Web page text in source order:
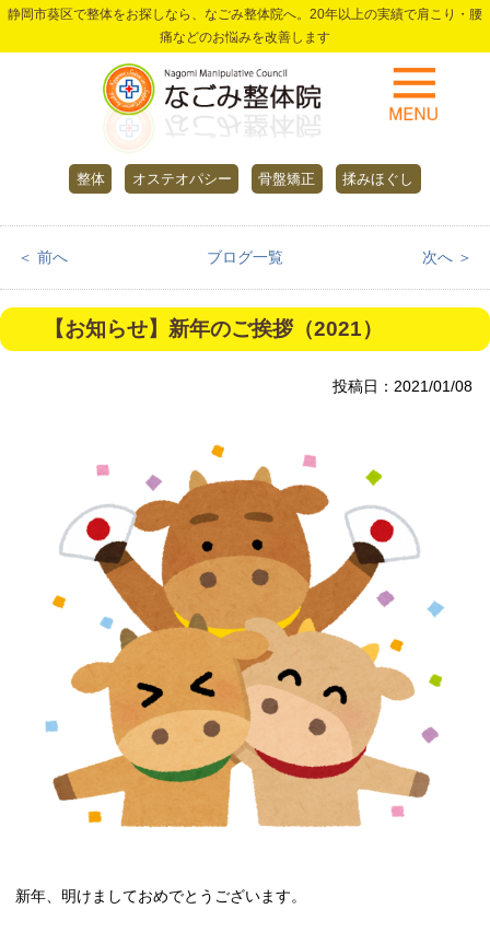
静岡市葵区で整体をお探しなら、なごみ整体院へ。20年以上の実績で肩こり・腰
痛などのお悩みを改善します
整体 オステオパシー 骨盤矯正 揉みほぐし
＜ 前へ ブログ一覧 次へ ＞
【お知らせ】新年のご挨拶（2021）
投稿日：2021/01/08
新年、明けましておめでとうございます。